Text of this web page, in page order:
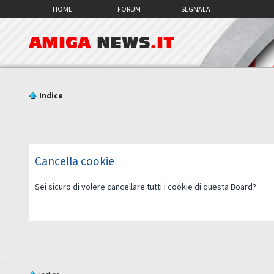
HOME FORUM SEGNALA
AMIGA NEWS.IT
Indice
Cancella cookie
Sei sicuro di volere cancellare tutti i cookie di questa Board?